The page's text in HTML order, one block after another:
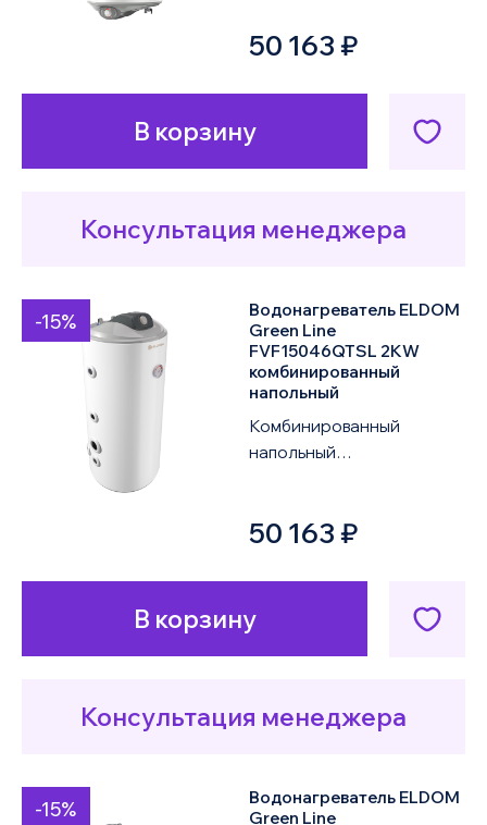
2KW объемом 150 литров
50 163 ₽
В корзину
Консультация менеджера
-15%
Водонагреватель ELDOM
Green Line
FVF15046QTSL 2KW
комбинированный
напольный
Комбинированный
напольный
2KW объемом 150 литров
50 163 ₽
В корзину
Консультация менеджера
-15%
Водонагреватель ELDOM
Green Line